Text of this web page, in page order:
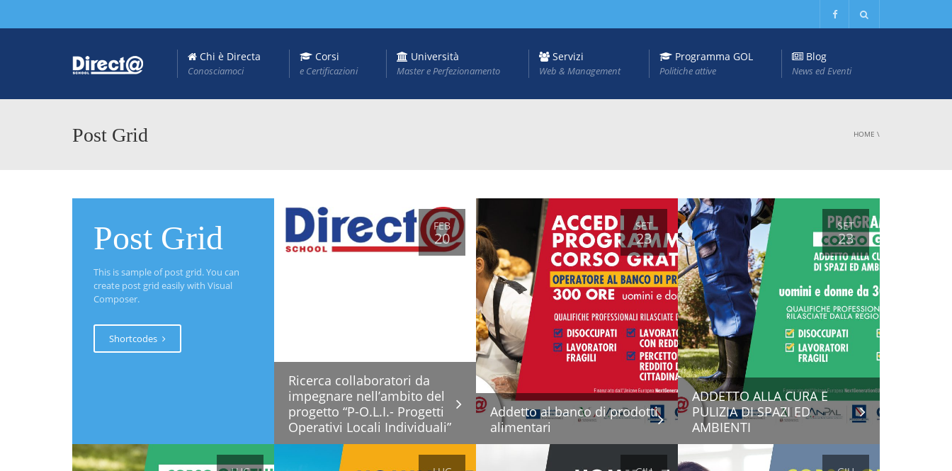
Chi è Directa
Conosciamoci
Corsi
e Certificazioni
Università
Master e Perfezionamento
Servizi
Web & Management
Programma GOL
Politiche attive
Blog
News ed Eventi
Post Grid HOME \
Post Grid
This is sample of post grid. You can
create post grid easily with Visual
Composer.
Shortcodes
FEB
20
Ricerca collaboratori da
impegnare nell’ambito del
progetto “P-O.L.I.- Progetti
Operativi Locali Individuali”
SET
23
Addetto al banco di prodotti
alimentari
SET
23
ADDETTO ALLA CURA E
PULIZIA DI SPAZI ED
AMBIENTI